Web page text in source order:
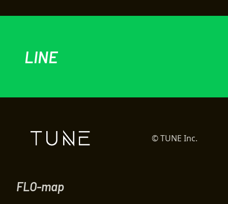
LINE
© TUNE Inc.
FLO-map